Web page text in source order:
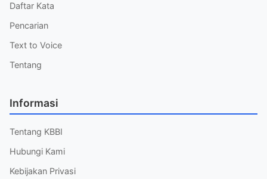
Daftar Kata
Pencarian
Text to Voice
Tentang
Informasi
Tentang KBBI
Hubungi Kami
Kebijakan Privasi